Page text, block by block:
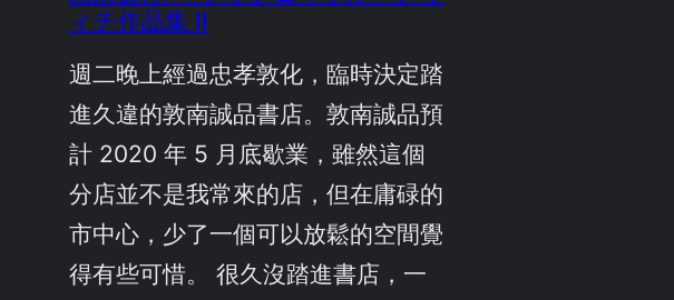
ィチ作品集 II
週二晚上經過忠孝敦化，臨時決定踏
進久違的敦南誠品書店。敦南誠品預
計 2020 年 5 月底歇業，雖然這個
分店並不是我常來的店，但在庸碌的
市中心，少了一個可以放鬆的空間覺
得有些可惜。 很久沒踏進書店，一